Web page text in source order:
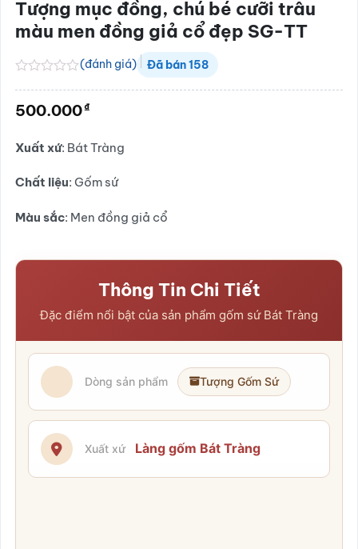
Tượng mục đồng, chú bé cưỡi trâu
màu men đồng giả cổ đẹp SG-TT
hạng
sao
(đánh giá) Đã bán158
500.000₫
Xuất xứ: Bát Tràng
Chất liệu: Gốm sứ
Màu sắc: Men đồng giả cổ
Thông Tin Chi Tiết
Đặc điểm nổi bật của sản phẩm gốm sứ Bát Tràng
Dòng sản phẩm Tượng Gốm Sứ
Xuất xứ Làng gốm Bát Tràng